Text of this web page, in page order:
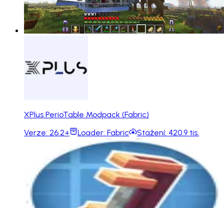
XPlus PerioTable Modpack (Fabric)
Verze: 26.2+ Loader: Fabric Stažení: 420.9 tis.